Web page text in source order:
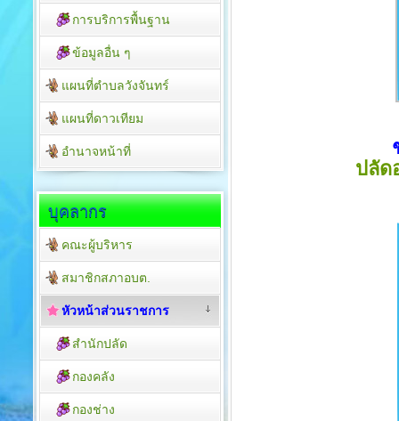
ปลัด
การบริการพื้นฐาน
ข้อมูลอื่น ๆ
แผนที่ตำบลวังจันทร์
แผนที่ดาวเทียม
อำนาจหน้าที่
บุคลากร
คณะผู้บริหาร
สมาชิกสภาอบต.
หัวหน้าส่วนราชการ
สำนักปลัด
กองคลัง
กองช่าง